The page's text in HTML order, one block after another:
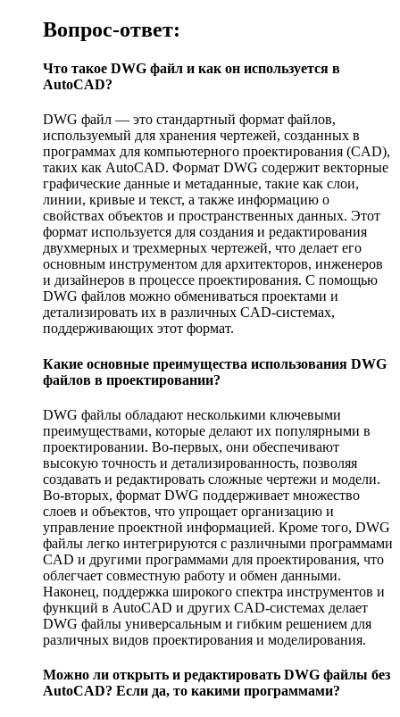
Вопрос-ответ:
Что такое DWG файл и как он используется в
AutoCAD?
DWG файл — это стандартный формат файлов,
используемый для хранения чертежей, созданных в
программах для компьютерного проектирования (CAD),
таких как AutoCAD. Формат DWG содержит векторные
графические данные и метаданные, такие как слои,
линии, кривые и текст, а также информацию о
свойствах объектов и пространственных данных. Этот
формат используется для создания и редактирования
двухмерных и трехмерных чертежей, что делает его
основным инструментом для архитекторов, инженеров
и дизайнеров в процессе проектирования. С помощью
DWG файлов можно обмениваться проектами и
детализировать их в различных CAD-системах,
поддерживающих этот формат.
Какие основные преимущества использования DWG
файлов в проектировании?
DWG файлы обладают несколькими ключевыми
преимуществами, которые делают их популярными в
проектировании. Во-первых, они обеспечивают
высокую точность и детализированность, позволяя
создавать и редактировать сложные чертежи и модели.
Во-вторых, формат DWG поддерживает множество
слоев и объектов, что упрощает организацию и
управление проектной информацией. Кроме того, DWG
файлы легко интегрируются с различными программами
CAD и другими программами для проектирования, что
облегчает совместную работу и обмен данными.
Наконец, поддержка широкого спектра инструментов и
функций в AutoCAD и других CAD-системах делает
DWG файлы универсальным и гибким решением для
различных видов проектирования и моделирования.
Можно ли открыть и редактировать DWG файлы без
AutoCAD? Если да, то какими программами?